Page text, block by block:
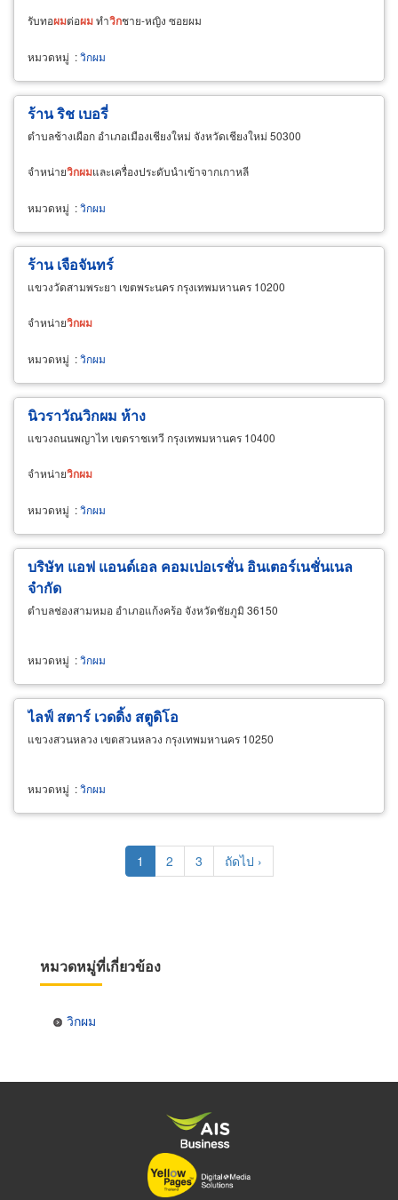
รับทอผมต่อผมทำวิกชาย-หญิง ซอยผม
หมวดหมู่ :วิกผม
ร้าน ริช เบอรี่
ตำบลช้างเผือก อำเภอเมืองเชียงใหม่ จังหวัดเชียงใหม่ 50300
จำหน่ายวิกผมและเครื่องประดับนำเข้าจากเกาหลี
หมวดหมู่ :วิกผม
ร้าน เจือจันทร์
แขวงวัดสามพระยา เขตพระนคร กรุงเทพมหานคร 10200
จำหน่ายวิกผม
หมวดหมู่ :วิกผม
นิวราวัณวิกผม ห้าง
แขวงถนนพญาไท เขตราชเทวี กรุงเทพมหานคร 10400
จำหน่ายวิกผม
หมวดหมู่ :วิกผม
บริษัท แอฟ แอนด์เอล คอมเปอเรชั่น อินเตอร์เนชั่นเนล
จำกัด
ตำบลช่องสามหมอ อำเภอแก้งคร้อ จังหวัดชัยภูมิ 36150
หมวดหมู่ :วิกผม
ไลฟ์ สตาร์ เวดดิ้ง สตูดิโอ
แขวงสวนหลวง เขตสวนหลวง กรุงเทพมหานคร 10250
หมวดหมู่ :วิกผม
Current
page
1 Page
2 Page
3
Next
page
ถัดไป ›
หมวดหมู่ที่เกี่ยวข้อง
วิกผม